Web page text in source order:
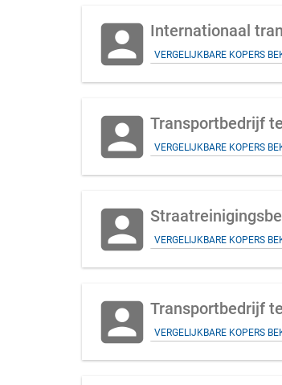
account_box VERGELIJKBARE KOPERS
account_box Transportbedrijf
VERGELIJKBARE KOPERS
account_box VERGELIJKBARE KOPERS
account_box Transportbedrijf
VERGELIJKBARE KOPERS